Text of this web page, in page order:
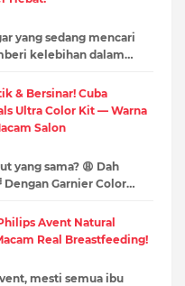
yang sedang mencari
kelebihan dalam…
& Bersinar! Cuba
Ultra Color Kit — Warna
Salon
yang sama? 😩 Dah
Garnier Color…
Avent Natural
Real Breastfeeding!
mesti semua ibu